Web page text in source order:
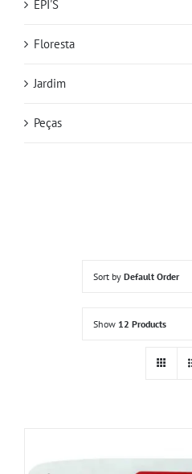
Sort by Default Order
Show 12 Products
EPI'S
Floresta
Jardim
Peças